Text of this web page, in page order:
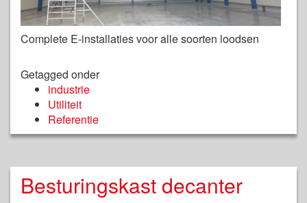
Complete E-installaties voor alle soorten loodsen
Getagged onder
industrie
Utiliteit
Referentie
Besturingskast decanter